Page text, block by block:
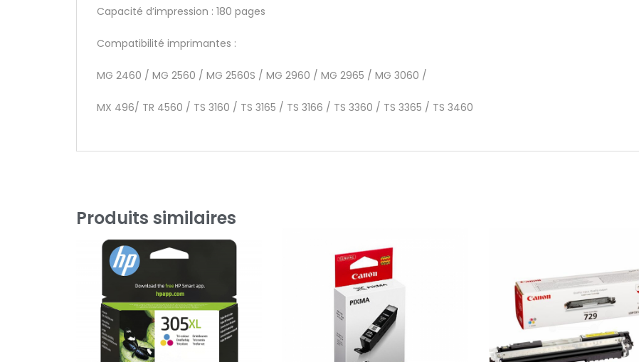
Capacité d’impression : 180 pages
Compatibilité imprimantes :
MG 2460 / MG 2560 / MG 2560S / MG 2960 / MG 2965 / MG 3060 /
MX 496/ TR 4560 / TS 3160 / TS 3165 / TS 3166 / TS 3360 / TS 3365 / TS 3460
Produits similaires